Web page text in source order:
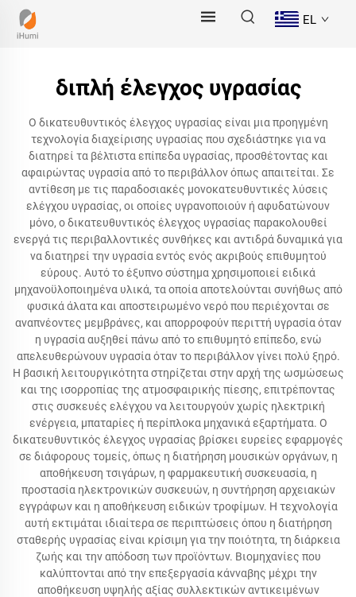
EL
διπλή έλεγχος υγρασίας
Ο δικατευθυντικός έλεγχος υγρασίας είναι μια προηγμένη
τεχνολογία διαχείρισης υγρασίας που σχεδιάστηκε για να
διατηρεί τα βέλτιστα επίπεδα υγρασίας, προσθέτοντας και
αφαιρώντας υγρασία από το περιβάλλον όπως απαιτείται. Σε
αντίθεση με τις παραδοσιακές μονοκατευθυντικές λύσεις
ελέγχου υγρασίας, οι οποίες υγρανοποιούν ή αφυδατώνουν
μόνο, ο δικατευθυντικός έλεγχος υγρασίας παρακολουθεί
ενεργά τις περιβαλλοντικές συνθήκες και αντιδρά δυναμικά για
να διατηρεί την υγρασία εντός ενός ακριβούς επιθυμητού
εύρους. Αυτό το έξυπνο σύστημα χρησιμοποιεί ειδικά
μηχανοϋλοποιημένα υλικά, τα οποία αποτελούνται συνήθως από
φυσικά άλατα και αποστειρωμένο νερό που περιέχονται σε
αναπνέοντες μεμβράνες, και απορροφούν περιττή υγρασία όταν
η υγρασία αυξηθεί πάνω από το επιθυμητό επίπεδο, ενώ
απελευθερώνουν υγρασία όταν το περιβάλλον γίνει πολύ ξηρό.
Η βασική λειτουργικότητα στηρίζεται στην αρχή της ωσμώσεως
και της ισορροπίας της ατμοσφαιρικής πίεσης, επιτρέποντας
στις συσκευές ελέγχου να λειτουργούν χωρίς ηλεκτρική
ενέργεια, μπαταρίες ή περίπλοκα μηχανικά εξαρτήματα. Ο
δικατευθυντικός έλεγχος υγρασίας βρίσκει ευρείες εφαρμογές
σε διάφορους τομείς, όπως η διατήρηση μουσικών οργάνων, η
αποθήκευση τσιγάρων, η φαρμακευτική συσκευασία, η
προστασία ηλεκτρονικών συσκευών, η συντήρηση αρχειακών
εγγράφων και η αποθήκευση ειδικών τροφίμων. Η τεχνολογία
αυτή εκτιμάται ιδιαίτερα σε περιπτώσεις όπου η διατήρηση
σταθερής υγρασίας είναι κρίσιμη για την ποιότητα, τη διάρκεια
ζωής και την απόδοση των προϊόντων. Βιομηχανίες που
καλύπτονται από την επεξεργασία κάνναβης μέχρι την
αποθήκευση υψηλής αξίας συλλεκτικών αντικειμένων